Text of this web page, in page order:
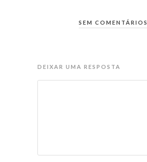
SEM COMENTÁRIOS
DEIXAR UMA RESPOSTA